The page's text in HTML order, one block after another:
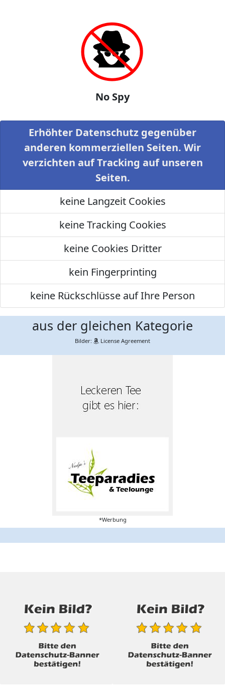
No Spy
Erhöhter Datenschutz gegenüber
anderen kommerziellen Seiten. Wir
verzichten auf Tracking auf unseren
Seiten.
keine Langzeit Cookies
keine Tracking Cookies
keine Cookies Dritter
kein Fingerprinting
keine Rückschlüsse auf Ihre Person
aus der gleichen Kategorie
Bilder: License Agreement
*Werbung